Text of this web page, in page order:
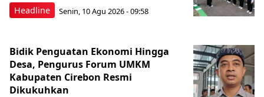
Headline Senin, 10 Agu 2026 - 09:58
Bidik Penguatan Ekonomi Hingga
Desa, Pengurus Forum UMKM
Kabupaten Cirebon Resmi
Dikukuhkan